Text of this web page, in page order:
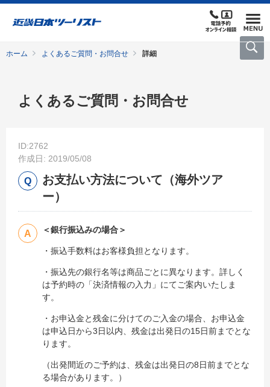
ホーム よくあるご質問・お問合せ 詳細
よくあるご質問・お問合せ
ID:2762
作成日: 2019/05/08
お支払い方法について（海外ツア
ー）
＜銀行振込みの場合＞
・振込手数料はお客様負担となります。
・振込先の銀行名等は商品ごとに異なります。詳しく
は予約時の「決済情報の入力」にてご案内いたしま
す。
・お申込金と残金に分けてのご入金の場合、お申込金
は申込日から3日以内、残金は出発日の15日前までとな
ります。
（出発間近のご予約は、残金は出発日の8日前までとな
る場合があります。）